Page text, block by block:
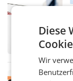
Diese
Wir